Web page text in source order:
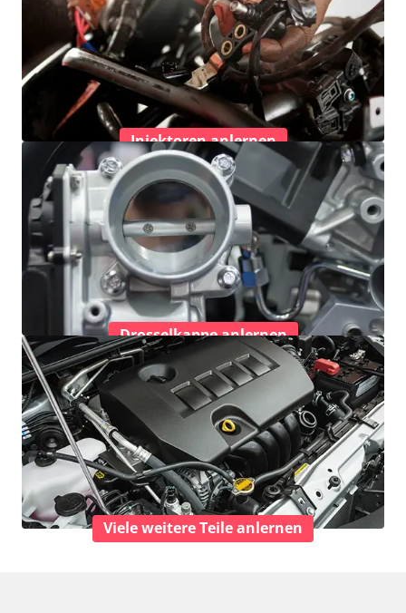
Injektoren anlernen
Drosselkappe anlernen
Viele weitere Teile anlernen